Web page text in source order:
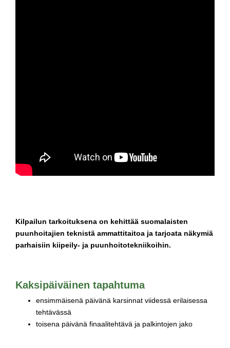
Kilpailun tarkoituksena on kehittää suomalaisten
puunhoitajien teknistä ammattitaitoa ja tarjoata näkymiä
parhaisiin kiipeily- ja puunhoitotekniikoihin.
Kaksipäiväinen tapahtuma
ensimmäisenä päivänä karsinnat viidessä erilaisessa
tehtävässä
toisena päivänä finaalitehtävä ja palkintojen jako